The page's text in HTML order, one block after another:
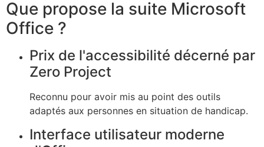
Que propose la suite Microsoft
Office ?
Prix de l'accessibilité décerné par
Zero Project
Reconnu pour avoir mis au point des outils
adaptés aux personnes en situation de handicap.
Interface utilisateur moderne